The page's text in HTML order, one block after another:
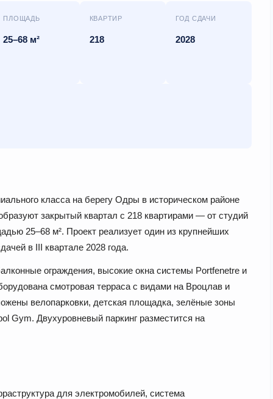
ПЛОЩАДЬ
25–68 м²
КВАРТИР
218
ГОД СДАЧИ
2028
класса на берегу Одры в историческом районе
закрытый квартал с 218 квартирами — от студий
25–68 м². Проект реализует один из крупнейших
в III квартале 2028 года.
ограждения, высокие окна системы Portfenetre и
смотровая терраса с видами на Вроцлав и
велопарковки, детская площадка, зелёные зоны
Gym. Двухуровневый паркинг разместится на
для электромобилей, система